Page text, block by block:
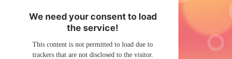
We need your consent to load
the service!
This content is not permitted to load due to
trackers that are not disclosed to the visitor.